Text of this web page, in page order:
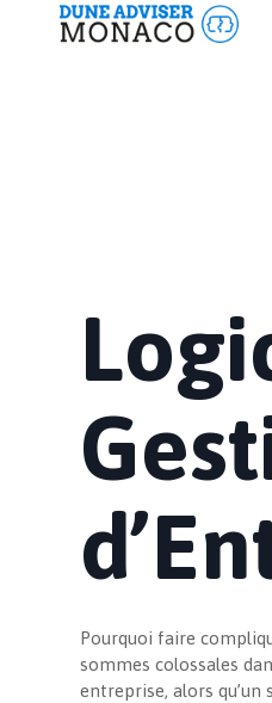
- Logiciel Vente-
- Logiciel Construction
- Logiciel Facility
Agence Web
Agence Web
Site Internet Vitrine
Site Internet E-
Pourquoi faire
sommes colossales
entreprise, alors qu’un
Panneau de gestion des